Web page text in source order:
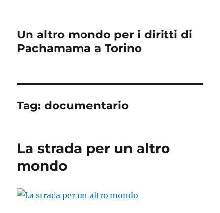
Un altro mondo per i diritti di
Pachamama a Torino
Tag:documentario
La strada per un altro
mondo